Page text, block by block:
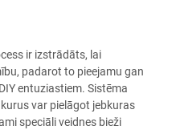
ir izstrādāts, lai
padarot to pieejamu gan
entuziastiem. Sistēma
var pielāgot jebkuras
speciāli veidnes bieži